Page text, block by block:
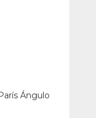
Ángulo